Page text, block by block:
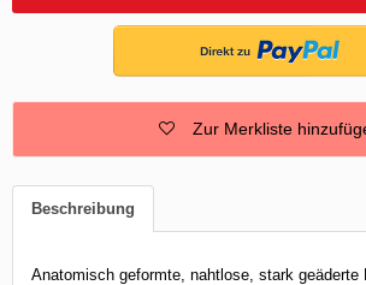
Zur Merkliste
Beschreibung
Anatomisch geformte, nahtlose, stark geäderte